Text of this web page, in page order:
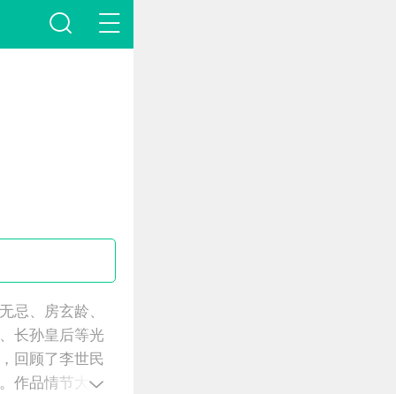
、房玄龄、
长孙皇后等光
回顾了李世民
作品情节大开